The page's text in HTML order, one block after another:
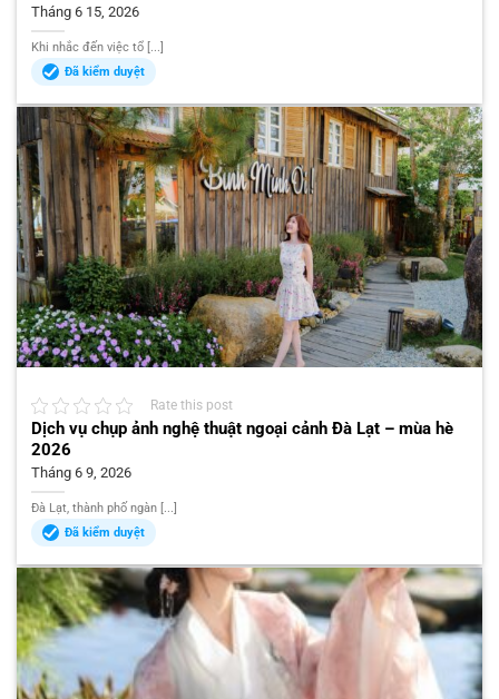
Tháng 6 15, 2026
Khi nhắc đến việc tổ [...]
Đã kiểm duyệt
Rate this post
Dịch vụ chụp ảnh nghệ thuật ngoại cảnh Đà Lạt – mùa hè
2026
Tháng 6 9, 2026
Đà Lạt, thành phố ngàn [...]
Đã kiểm duyệt